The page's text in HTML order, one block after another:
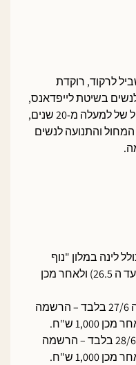
לרקוד, רוקדת
בשיטת לייפדאנס,
בעלת ניסיון מקצועי בתחום המחול של למעלה מ-20 שנים,
והתנועה לנשים
לינה במלון "נוף
תבור" – הרשמה מוקדמת 1,350 (עד ה 26.5) ולאחר מכן
השתתפות בריטריט ביום חמישי ה 27/6 בלבד – הרשמה
השתתפות בריטריט ביום שישי ה 28/6 בלבד – הרשמה